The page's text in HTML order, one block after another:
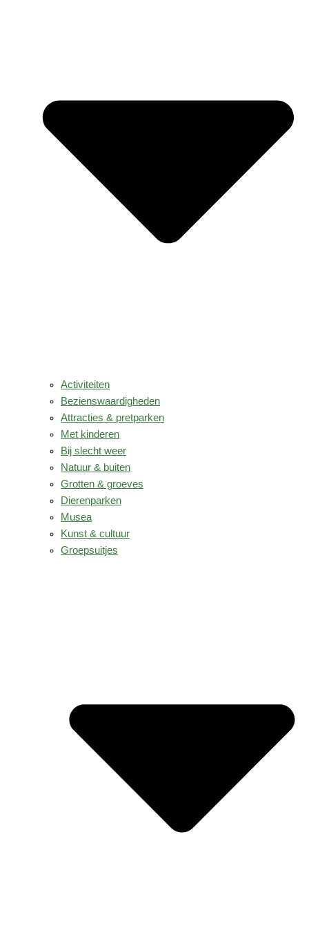
Activiteiten
Bezienswaardigheden
Attracties & pretparken
Met kinderen
Bij slecht weer
Natuur & buiten
Grotten & groeves
Dierenparken
Musea
Kunst & cultuur
Groepsuitjes